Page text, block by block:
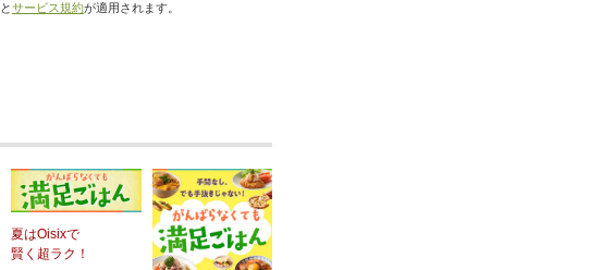
とサービス規約が適用されます。
夏はOisixで
賢く超ラク！